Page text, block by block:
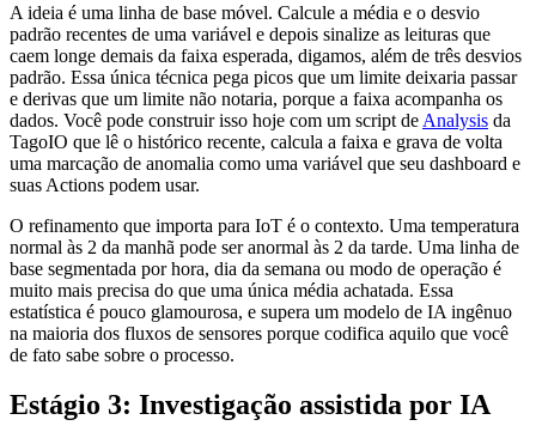
A ideia é uma linha de base móvel. Calcule a média e o desvio
padrão recentes de uma variável e depois sinalize as leituras que
caem longe demais da faixa esperada, digamos, além de três desvios
padrão. Essa única técnica pega picos que um limite deixaria passar
e derivas que um limite não notaria, porque a faixa acompanha os
dados. Você pode construir isso hoje com um script de Analysis da
TagoIO que lê o histórico recente, calcula a faixa e grava de volta
uma marcação de anomalia como uma variável que seu dashboard e
suas Actions podem usar.
O refinamento que importa para IoT é o contexto. Uma temperatura
normal às 2 da manhã pode ser anormal às 2 da tarde. Uma linha de
base segmentada por hora, dia da semana ou modo de operação é
muito mais precisa do que uma única média achatada. Essa
estatística é pouco glamourosa, e supera um modelo de IA ingênuo
na maioria dos fluxos de sensores porque codifica aquilo que você
de fato sabe sobre o processo.
Estágio 3: Investigação assistida por IA